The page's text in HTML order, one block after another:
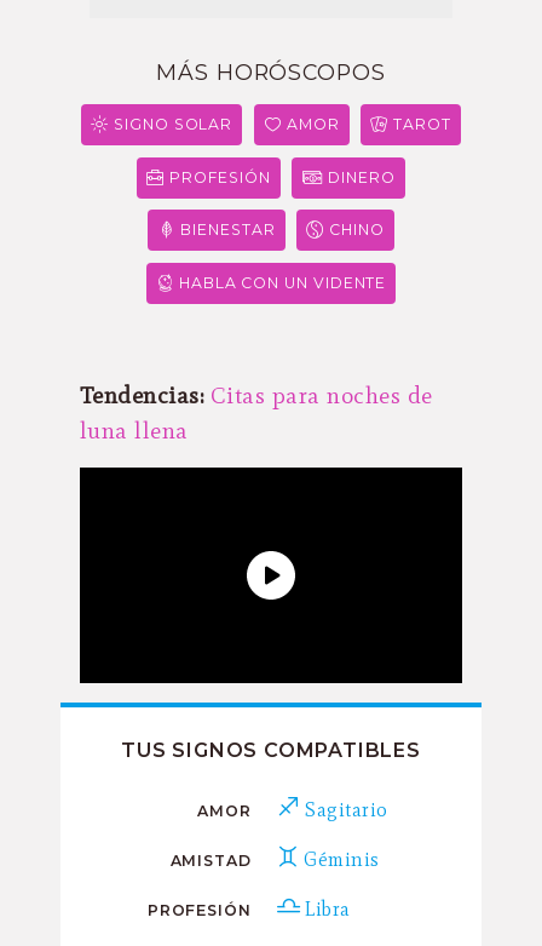
MÁS HORÓSCOPOS
SIGNO SOLAR AMOR TAROT
PROFESIÓN DINERO
BIENESTAR CHINO
HABLA CON UN VIDENTE
Tendencias: Citas para noches de
luna llena
TUS SIGNOS COMPATIBLES
AMOR Sagitario
AMISTAD Géminis
PROFESIÓN Libra